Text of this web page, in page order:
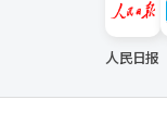
人民日报